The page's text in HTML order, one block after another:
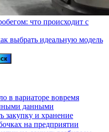
что происходит с
выбрать идеальную модель
в вариаторе вовремя
данными
закупку и хранение
на предприятии